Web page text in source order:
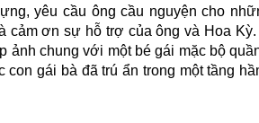
yêu cầu ông cầu nguyện cho
cảm ơn sự hỗ trợ của ông và Hoa
chung với một bé gái mặc bộ
gái bà đã trú ẩn trong một tầng